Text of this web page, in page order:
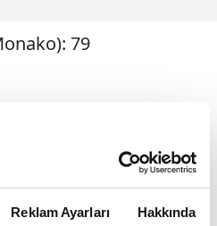
Reklam Ayarları Hakkında
79